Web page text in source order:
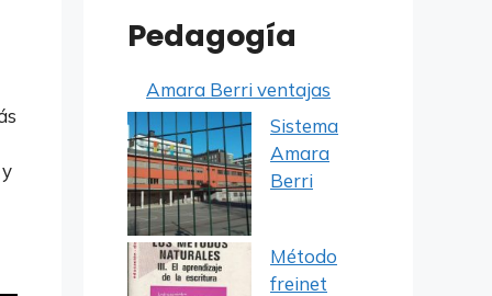
Pedagogía
Amara Berri ventajas
Sistema
Amara
Berri
Método
freinet